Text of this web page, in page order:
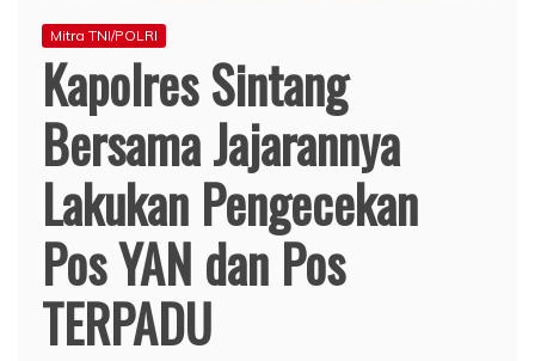
Mitra TNI/POLRI
Kapolres Sintang
Bersama Jajarannya
Lakukan Pengecekan
Pos YAN dan Pos
TERPADU